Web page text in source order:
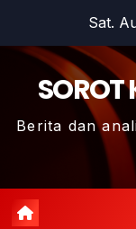
content
Sat.
SOROT
Berita dan